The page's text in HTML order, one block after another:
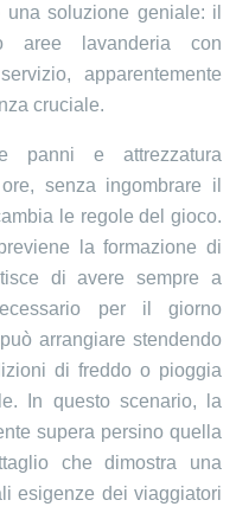
soluzione geniale: il
aree lavanderia con
apparentemente
cruciale.
panni e attrezzatura
senza ingombrare il
le regole del gioco.
la formazione di
di avere sempre a
per il giorno
arrangiare stendendo
di freddo o pioggia
In questo scenario, la
supera persino quella
che dimostra una
esigenze dei viaggiatori